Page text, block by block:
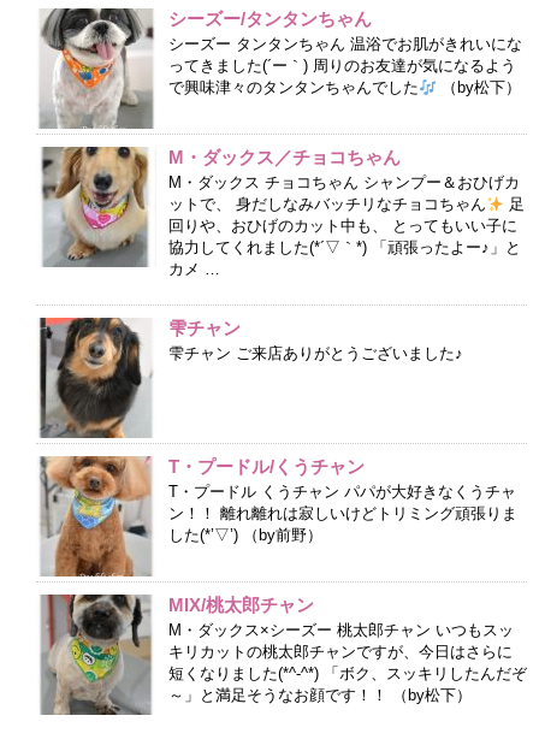
シーズー/タンタンちゃん
シーズー タンタンちゃん 温浴でお肌がきれいにな
ってきました(´ー｀) 周りのお友達が気になるよう
で興味津々のタンタンちゃんでした
（by松下）
M・ダックス／チョコちゃん
M・ダックス チョコちゃん シャンプー＆おひげカ
ットで、 身だしなみバッチリなチョコちゃん
足
回りや、おひげのカット中も、 とってもいい子に
協力してくれました(*´▽｀*) 「頑張ったよー♪」と
カメ …
雫チャン
雫チャン ご来店ありがとうございました♪
T・プードル/くうチャン
T・プードル くうチャン パパが大好きなくうチャ
ン！！ 離れ離れは寂しいけどトリミング頑張りま
した(*’▽’) （by前野）
MIX/桃太郎チャン
M・ダックス×シーズー 桃太郎チャン いつもスッ
キリカットの桃太郎チャンですが、今日はさらに
短くなりました(*^-^*) 「ボク、スッキリしたんだぞ
～」と満足そうなお顔です！！ （by松下）